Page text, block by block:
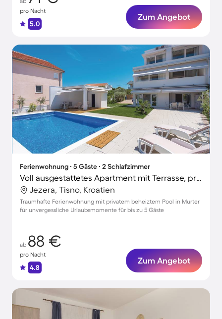
pro Nacht
5.0
Zum Angebot
Ferienwohnung ∙ 5 Gäste ∙ 2 Schlafzimmer
Voll ausgestattetes Apartment mit Terrasse, privatem Pool und Grill | Nah am Strand
Jezera, Tisno, Kroatien
Traumhafte Ferienwohnung mit privatem beheiztem Pool in Murter
für unvergessliche Urlaubsmomente für bis zu 5 Gäste
ab 88 €
pro Nacht
4.8
Zum Angebot